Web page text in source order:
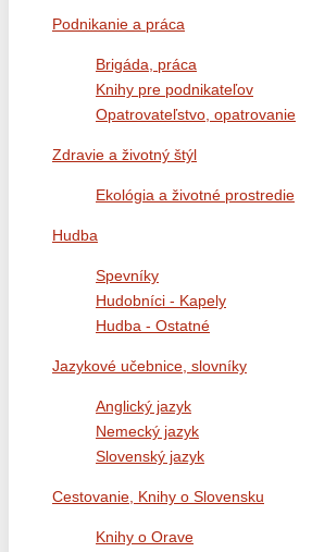
Podnikanie a práca
Brigáda, práca
Knihy pre podnikateľov
Opatrovateľstvo, opatrovanie
Zdravie a životný štýl
Ekológia a životné prostredie
Hudba
Spevníky
Hudobníci - Kapely
Hudba - Ostatné
Jazykové učebnice, slovníky
Anglický jazyk
Nemecký jazyk
Slovenský jazyk
Cestovanie, Knihy o Slovensku
Knihy o Orave